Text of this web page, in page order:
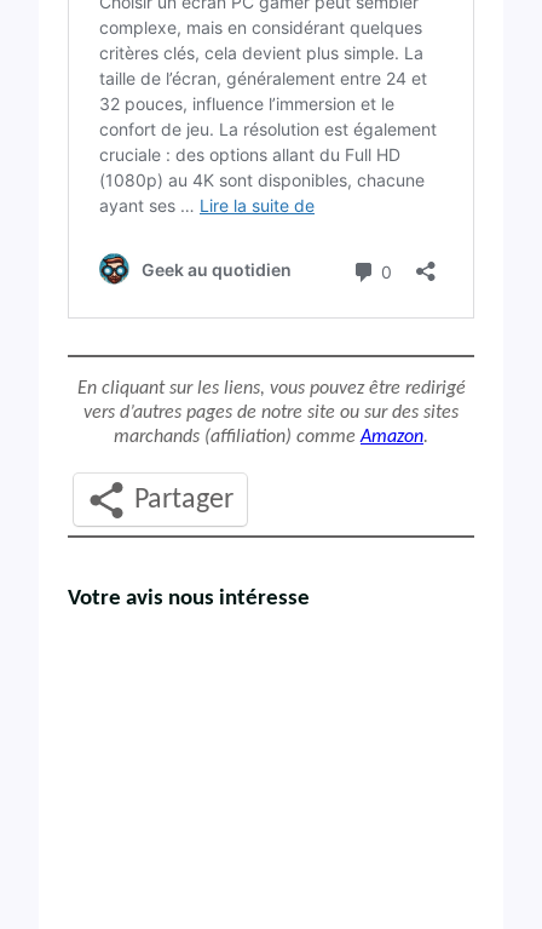
En cliquant sur les liens, vous pouvez être redirigé
vers d’autres pages de notre site ou sur des sites
marchands (affiliation) commeAmazon.
Partager
Votre avis nous intéresse